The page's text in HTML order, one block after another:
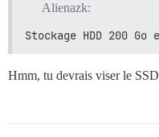
Alienazk:
Stockage HDD 200 Go
Hmm, tu devrais viser le